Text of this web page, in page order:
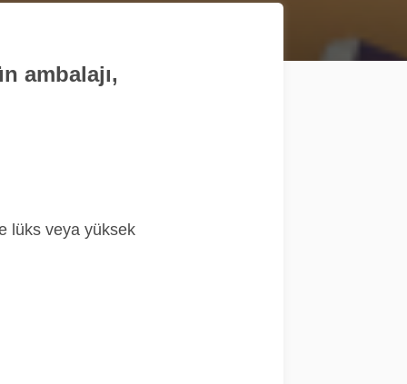
ambalajı,
lüks veya yüksek